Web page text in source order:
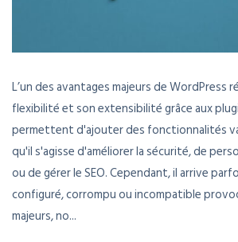
L’un des avantages majeurs de WordPress
flexibilité et son extensibilité grâce aux
permettent d'ajouter des fonctionnalités
qu'il s'agisse d'améliorer la sécurité, de
ou de gérer le SEO. Cependant, il arrive
configuré, corrompu ou incompatible
majeurs, no...